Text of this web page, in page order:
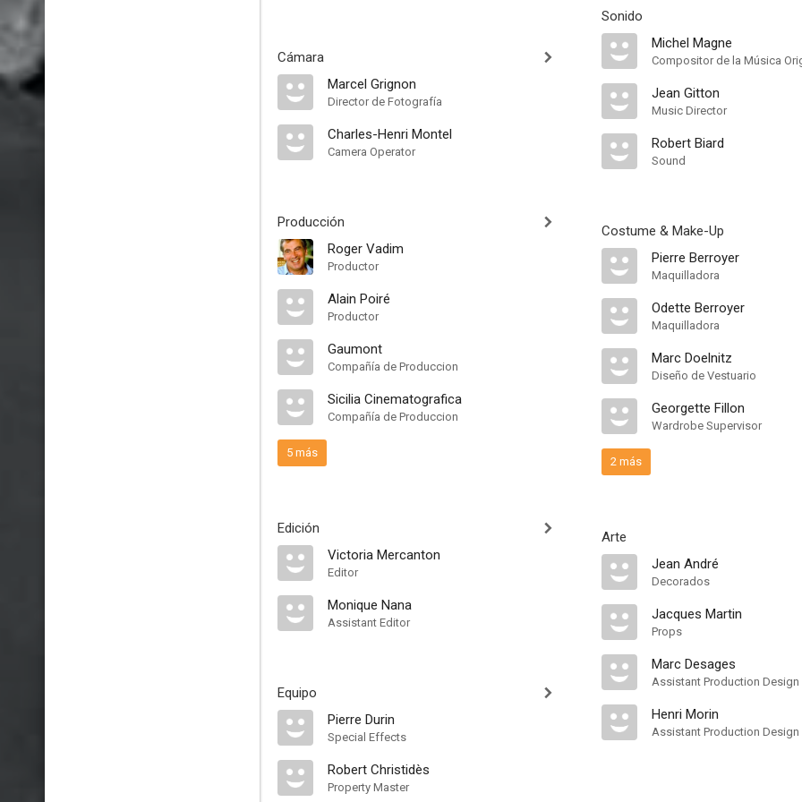
Cámara
Marcel Grignon
Director de Fotografía
Charles-Henri Montel
Camera Operator
Producción
Roger Vadim
Productor
Alain Poiré
Productor
Gaumont
Compañía de Produccion
Sicilia Cinematografica
Compañía de Produccion
5 más
Edición
Victoria Mercanton
Editor
Monique Nana
Assistant Editor
Equipo
Pierre Durin
Special Effects
Robert Christidès
Property Master
Sonido
Michel Magne
Compositor de la Música
Jean Gitton
Music Director
Robert Biard
Sound
Costume & Make-Up
Pierre Berroyer
Maquilladora
Odette Berroyer
Maquilladora
Marc Doelnitz
Diseño de Vestuario
Georgette Fillon
Wardrobe Supervisor
2 más
Arte
Jean André
Decorados
Jacques Martin
Props
Marc Desages
Assistant Production Design
Henri Morin
Assistant Production Design